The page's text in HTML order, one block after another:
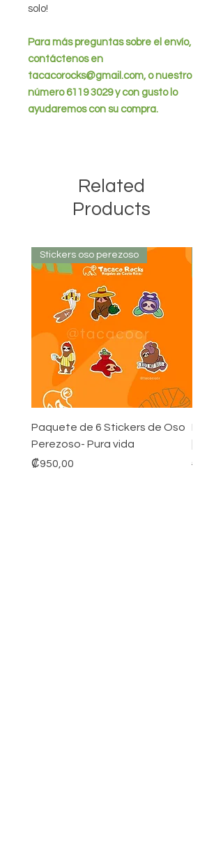
solo!
Para más preguntas sobre el envío,
contáctenos en
tacacorocks@gmail.com, o nuestro
número 6119 3029 y con gusto lo
ayudaremos con su compra.
Related
Products
Stickers oso perezoso
Paquete de 6 Stickers de Oso
Perezoso- Pura vida
Precio
₡950,00
Pack
Precio
₡3